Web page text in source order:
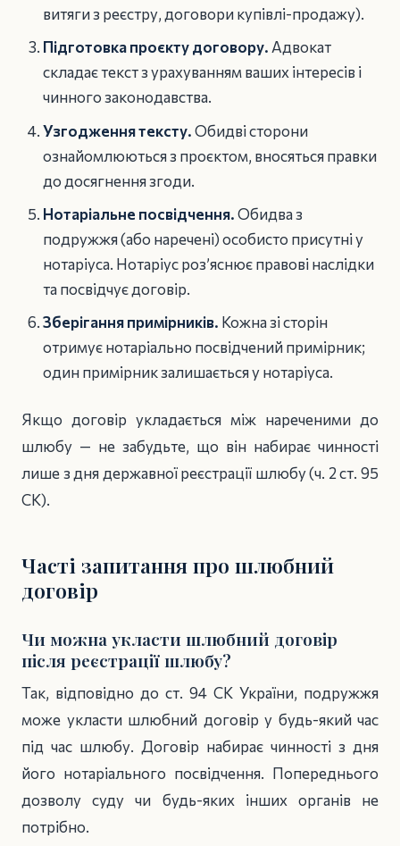
витяги з реєстру, договори купівлі-продажу).
Підготовка проєкту договору.Адвокат
складає текст з урахуванням ваших інтересів і
чинного законодавства.
Узгодження тексту.Обидві сторони
ознайомлюються з проєктом, вносяться правки
до досягнення згоди.
Нотаріальне посвідчення.Обидва з
подружжя (або наречені) особисто присутні у
нотаріуса. Нотаріус роз’яснює правові наслідки
та посвідчує договір.
Зберігання примірників. Кожна зі сторін
отримує нотаріально посвідчений примірник;
один примірник залишається у нотаріуса.
Якщо договір укладається між нареченими до
шлюбу — не забудьте, що він набирає чинності
лише з дня державної реєстрації шлюбу (ч. 2 ст. 95
СК).
Часті запитання про шлюбний
договір
Чи можна укласти шлюбний договір
після реєстрації шлюбу?
Так, відповідно до ст. 94 СК України, подружжя
може укласти шлюбний договір у будь-який час
під час шлюбу. Договір набирає чинності з дня
його нотаріального посвідчення. Попереднього
дозволу суду чи будь-яких інших органів не
потрібно.